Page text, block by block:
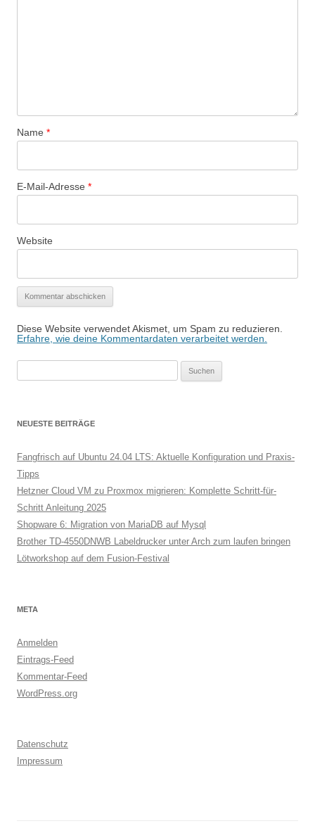
Name *
E-Mail-Adresse *
Website
Diese Website verwendet Akismet, um Spam zu reduzieren.
Erfahre, wie deine Kommentardaten verarbeitet werden.
NEUESTE BEITRÄGE
Fangfrisch auf Ubuntu 24.04 LTS: Aktuelle Konfiguration und Praxis-
Tipps
Hetzner Cloud VM zu Proxmox migrieren: Komplette Schritt-für-
Schritt Anleitung 2025
Shopware 6: Migration von MariaDB auf Mysql
Brother TD-4550DNWB Labeldrucker unter Arch zum laufen bringen
Lötworkshop auf dem Fusion-Festival
META
Anmelden
Eintrags-Feed
Kommentar-Feed
WordPress.org
Datenschutz
Impressum